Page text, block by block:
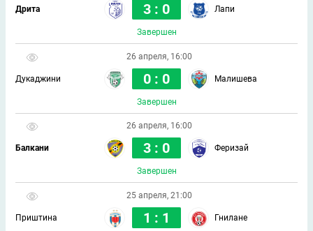
Дрита 3 : 0 Лапи
Завершен
26 апреля, 16:00
Дукаджини 0 : 0 Малишева
Завершен
26 апреля, 16:00
Балкани 3 : 0 Феризай
Завершен
25 апреля, 21:00
Приштина 1 : 1 Гнилане